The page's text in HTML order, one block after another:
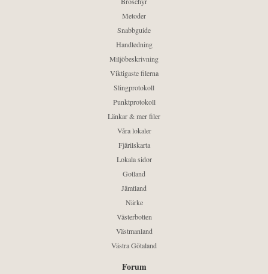
Metoder
Snabbguide
Handledning
Miljöbeskrivning
Viktigaste filerna
Slingprotokoll
Punktprotokoll
Länkar & mer filer
Våra lokaler
Fjärilskarta
Lokala sidor
Gotland
Jämtland
Närke
Västerbotten
Västmanland
Västra Götaland
Forum